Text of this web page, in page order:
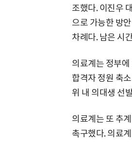
조했다. 이진우
으로 가능한 방
차례다. 남은 시
의료계는 정부
합격자 정원 축
위 내 의대생 선
의료계는 또 추
촉구했다. 의료